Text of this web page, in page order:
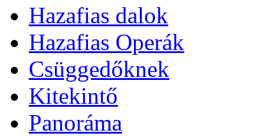
Hazafias dalok
Hazafias Operák
Csüggedőknek
Kitekintő
Panoráma